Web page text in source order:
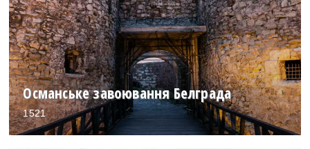
Османське завоювання Белграда
1521